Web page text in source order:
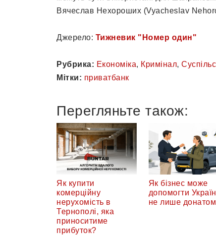
Вячеслав Нехороших (Vyacheslav
Джерело: Тижневик "Номер один"
Рубрика: Економіка, Кримінал,
Мітки: приватбанк
Перегляньте також:
Як купити
комерційну
нерухомість в
Тернополі, яка
приноситиме
прибуток?
Як бізнес може
допомогти
не лише донатом